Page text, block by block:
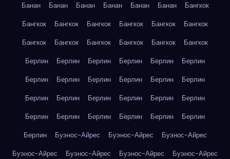
Банан
Банан Банан Банан Банан Банан
Бангкок
Бангкок
Бангкок Бангкок Бангкок Бангкок
Бангкок
Бангкок
Бангкок Бангкок Бангкок Бангкок
Бангкок
Берлин
Берлин Берлин Берлин Берлин
Берлин
Берлин
Берлин Берлин Берлин Берлин
Берлин
Берлин
Берлин Берлин Берлин Берлин
Берлин
Берлин
Берлин Берлин Берлин Берлин
Берлин
Берлин
Буэнос-Айрес Буэнос-Айрес
Буэнос-Айрес
Буэнос-Айрес
Буэнос-Айрес Буэнос-Айрес
Буэнос-Айрес